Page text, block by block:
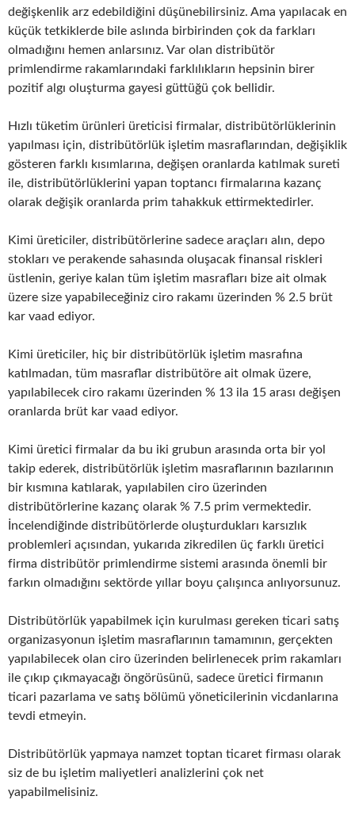
değişkenlik arz edebildiğini düşünebilirsiniz. Ama yapılacak en
küçük tetkiklerde bile aslında birbirinden çok da farkları
olmadığını hemen anlarsınız. Var olan distribütör
primlendirme rakamlarındaki farklılıkların hepsinin birer
pozitif algı oluşturma gayesi güttüğü çok bellidir.
Hızlı tüketim ürünleri üreticisi firmalar, distribütörlüklerinin
yapılması için, distribütörlük işletim masraflarından, değişiklik
gösteren farklı kısımlarına, değişen oranlarda katılmak sureti
ile, distribütörlüklerini yapan toptancı firmalarına kazanç
olarak değişik oranlarda prim tahakkuk ettirmektedirler.
Kimi üreticiler, distribütörlerine sadece araçları alın, depo
stokları ve perakende sahasında oluşacak finansal riskleri
üstlenin, geriye kalan tüm işletim masrafları bize ait olmak
üzere size yapabileceğiniz ciro rakamı üzerinden % 2.5 brüt
kar vaad ediyor.
Kimi üreticiler, hiç bir distribütörlük işletim masrafına
katılmadan, tüm masraflar distribütöre ait olmak üzere,
yapılabilecek ciro rakamı üzerinden % 13 ila 15 arası değişen
oranlarda brüt kar vaad ediyor.
Kimi üretici firmalar da bu iki grubun arasında orta bir yol
takip ederek, distribütörlük işletim masraflarının bazılarının
bir kısmına katılarak, yapılabilen ciro üzerinden
distribütörlerine kazanç olarak % 7.5 prim vermektedir.
İncelendiğinde distribütörlerde oluşturdukları karsızlık
problemleri açısından, yukarıda zikredilen üç farklı üretici
firma distribütör primlendirme sistemi arasında önemli bir
farkın olmadığını sektörde yıllar boyu çalışınca anlıyorsunuz.
Distribütörlük yapabilmek için kurulması gereken ticari satış
organizasyonun işletim masraflarının tamamının, gerçekten
yapılabilecek olan ciro üzerinden belirlenecek prim rakamları
ile çıkıp çıkmayacağı öngörüsünü, sadece üretici firmanın
ticari pazarlama ve satış bölümü yöneticilerinin vicdanlarına
tevdi etmeyin.
Distribütörlük yapmaya namzet toptan ticaret firması olarak
siz de bu işletim maliyetleri analizlerini çok net
yapabilmelisiniz.